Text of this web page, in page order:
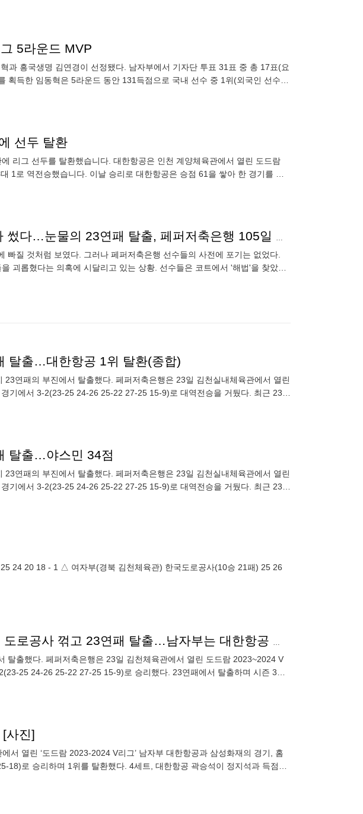
5라운드 MVP
과 흥국생명 김연경이 선정됐다. 남자부에서 기자단 투표 31표 중 총 17표(요
획득한 임동혁은 5라운드 동안 131득점으로 국내 선수 중 1위(외국인 선수
선두 탈환
리그 선두를 탈환했습니다. 대한항공은 인천 계양체육관에서 열린 도드람
1로 역전승했습니다. 이날 승리로 대한항공은 승점 61을 쌓아 한 경기를 덜
후배 괴롭힘 의혹에도 대역전 드라마 썼다…눈물의 23연패 탈출, 페퍼저축은행 105일 만에 승리
빠질 것처럼 보였다. 그러나 페퍼저축은행 선수들의 사전에 포기는 없었다.
괴롭혔다는 의혹에 시달리고 있는 상황. 선수들은 코트에서 '해법'을 찾았다.
탈출…대한항공 1위 탈환(종합)
연패의 부진에서 탈출했다. 페퍼저축은행은 23일 김천실내체육관에서 열린
기에서 3-2(23-25 24-26 25-22 27-25 15-9)로 대역전승을 거뒀다. 최근 23연
탈출…야스민 34점
연패의 부진에서 탈출했다. 페퍼저축은행은 23일 김천실내체육관에서 열린
기에서 3-2(23-25 24-26 25-22 27-25 15-9)로 대역전승을 거뒀다. 최근 23연
‘후배 괴롭힘 의혹’ 속 페퍼저축은행, 도로공사 꺾고 23연패 탈출…남자부는 대한항공 선두 ‘복귀’(종합)
탈출했다. 페퍼저축은행은 23일 김천체육관에서 열린 도드람 2023~2024 V
25 24-26 25-22 27-25 15-9)로 승리했다. 23연패에서 탈출하며 시즌 3승
사진]
서 열린 ‘도드람 2023-2024 V리그’ 남자부 대한항공과 삼성화재의 경기, 홈
로 승리하며 1위를 탈환했다. 4세트, 대한항공 곽승석이 정지석과 득점에